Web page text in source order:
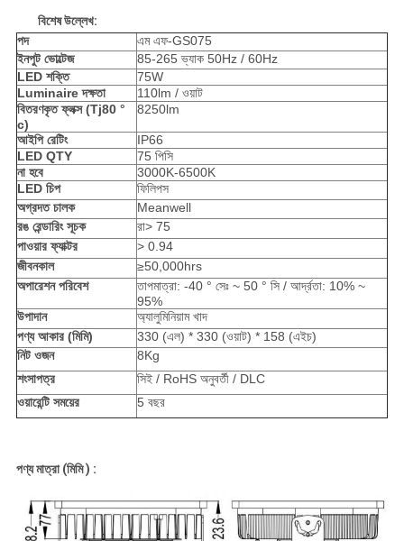
বিশেষ উল্লেখ:
পদ
এম এফ-GS075
ইনপুট ভোল্টেজ
85-265 ভ্যাক 50Hz / 60Hz
LED শক্তি
75W
Luminaire দক্ষতা
110lm / ওয়াট
বিতরণকৃত ফ্লক্স (Tj80 °
c)
8250lm
আইপি রেটিং
IP66
LED QTY
75 পিসি
না হবে
3000K-6500K
LED চিপ
ফিলিপস
অগ্রদত চালক
Meanwell
রঙ রেন্ডারিং সূচক
রা> 75
পাওয়ার ফ্যাক্টর
> 0.94
জীবনকাল
≥50,000hrs
অপারেশন পরিবেশ
তাপমাত্রা: -40 ° সেঃ ~ 50 ° সি / আর্দ্রতা: 10% ~
95%
উপাদান
অ্যালুমিনিয়াম খাদ
পণ্য আকার (মিমি)
330 (এল) * 330 (ওয়াট) * 158 (এইচ)
নিট ওজন
8Kg
শংসাপত্র
সিই / RoHS অনুবর্তী / DLC
ওয়ারেন্টি সময়ের
5 বছর
পণ্য মাত্রা (মিমি) :